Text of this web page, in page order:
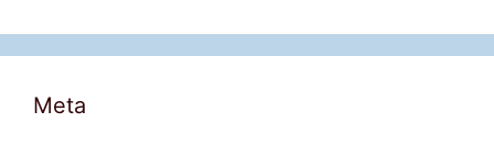
Meta